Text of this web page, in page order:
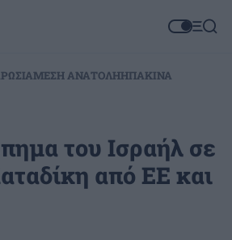
ΡΩΣΙΑΜΕΣΗ ΑΝΑΤΟΛΗΗΠΑΚΙΝΑ
του Ισραήλ σε
από ΕΕ και